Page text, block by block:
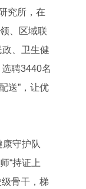
究所，在
、区域联
政、卫生健
聘3440名
送”，让优
康守护队
“持证上
骨干，梯